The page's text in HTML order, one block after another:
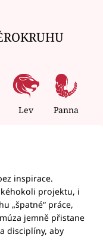
Lev Panna
inspirace.
projektu, i
„špatné“ práce,
jemně přistane
disciplíny, aby